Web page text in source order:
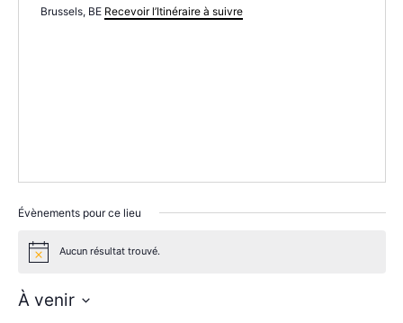
Brussels, BE Recevoir l’Itinéraire à suivre
Évènements pour ce lieu
Notice Aucun résultat trouvé.
À venir